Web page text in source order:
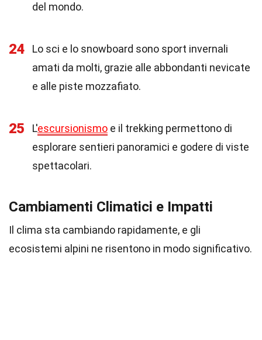
del mondo.
24
Lo sci e lo snowboard sono sport invernali
amati da molti, grazie alle abbondanti nevicate
e alle piste mozzafiato.
25 L'escursionismo e il trekking permettono di
esplorare sentieri panoramici e godere di viste
spettacolari.
Cambiamenti Climatici e Impatti
Il clima sta cambiando rapidamente, e gli
ecosistemi alpini ne risentono in modo significativo.